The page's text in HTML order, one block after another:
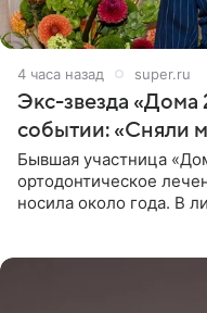
4 часа назад super.ru
Экс-звезда
событии: «Сняли
Бывшая участница
ортодонтическое
носила около года. В